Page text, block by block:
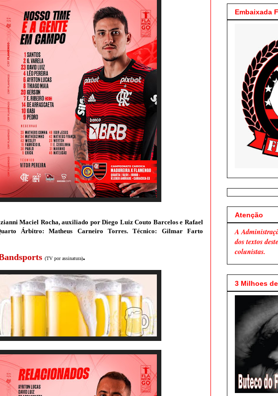
Maciel Rocha, auxiliado por Diego Luiz Couto Barcelos e Rafael
Árbitro: Matheus Carneiro Torres. Técnico: Gilmar Farto
(TV por assinatura).
Embaixada
Atenção
A
dos textos
colunistas.
3 Milhoes